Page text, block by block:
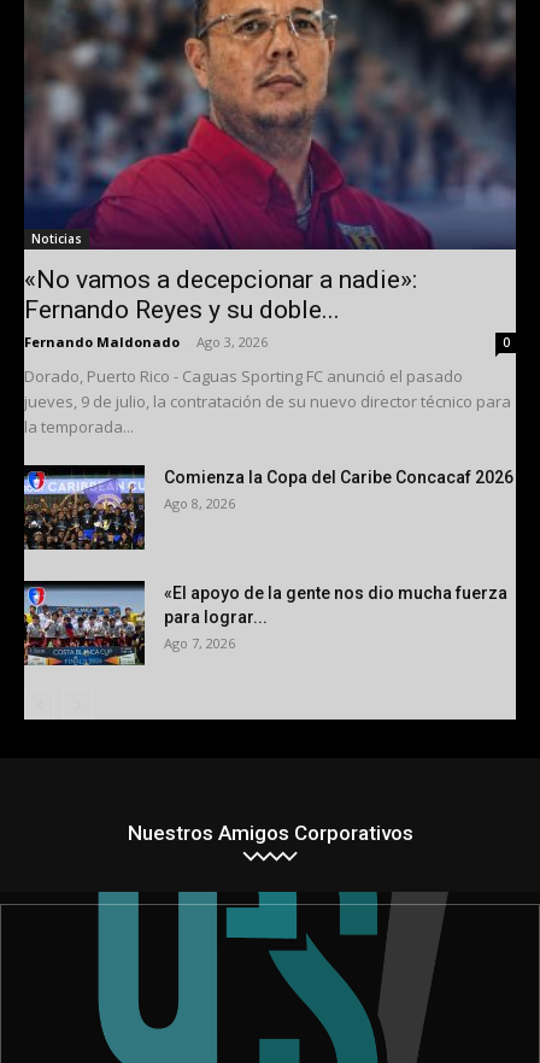
Noticias
«No vamos a decepcionar a nadie»:
Fernando Reyes y su doble...
Fernando Maldonado Ago 3, 2026 0
Dorado, Puerto Rico - Caguas Sporting FC anunció el pasado
jueves, 9 de julio, la contratación de su nuevo director técnico para
la temporada...
Comienza la Copa del Caribe Concacaf 2026
Ago 8, 2026
«El apoyo de la gente nos dio mucha fuerza
para lograr...
Ago 7, 2026
Nuestros Amigos Corporativos